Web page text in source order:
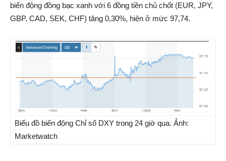
biến động đồng bạc xanh với 6 đồng tiền chủ chốt (EUR, JPY,
GBP, CAD, SEK, CHF) tăng 0,30%, hiện ở mức 97,74.
Biểu đồ biến động Chỉ số DXY trong 24 giờ qua. Ảnh:
Marketwatch